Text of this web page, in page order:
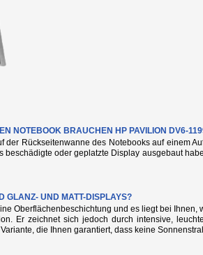
NOTEBOOK BRAUCHEN HP PAVILION DV6-
Rückseitenwanne des Notebooks auf einem
oder geplatzte Display ausgebaut
GLANZ- UND MATT-DISPLAYS?
Oberflächenbeschichtung und es liegt bei
Er zeichnet sich jedoch durch intensive,
die Ihnen garantiert, dass keine